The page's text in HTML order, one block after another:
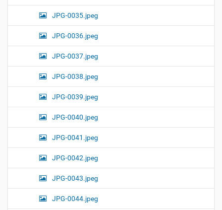
JPG-0035.jpeg
JPG-0036.jpeg
JPG-0037.jpeg
JPG-0038.jpeg
JPG-0039.jpeg
JPG-0040.jpeg
JPG-0041.jpeg
JPG-0042.jpeg
JPG-0043.jpeg
JPG-0044.jpeg